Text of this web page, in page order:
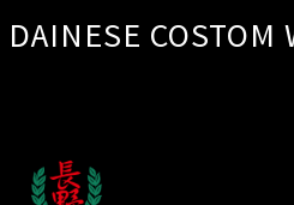
DAINESE COSTOM